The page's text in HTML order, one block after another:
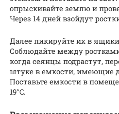
опрыскивайте землю и
Через 14 дней взойдут
Далее пикируйте их в
Соблюдайте между
когда сеянцы подрастут,
штуке в емкости, имеющие
Поставьте емкости в
19°C.